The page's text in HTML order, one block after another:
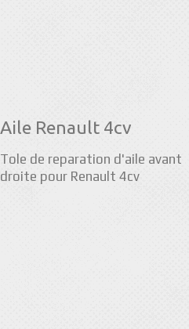
Aile Renault 4cv
Tole de reparation d'aile avant
droite pour Renault 4cv